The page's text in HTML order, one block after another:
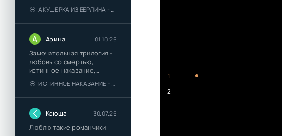
АКУШЕРКА ИЗ БЕРЛИНА - АННА СТЮАРТ
А Арина 01.10.25
Замечательная трилогия -
любовь со смертью,
истинное наказание,
любимая для монстра -
понравились
ИСТИННОЕ НАКАЗАНИЕ - ОЛЬГА ГУСЕЙНОВА
К Ксюша 30.07.25
Люблю такие романчики
1
2